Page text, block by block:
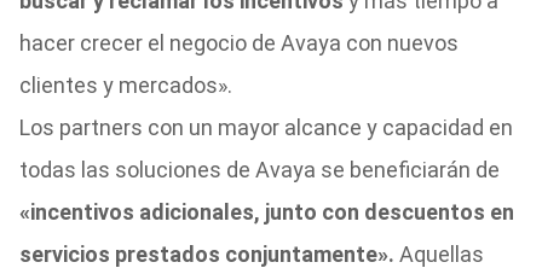
hacer crecer el negocio de Avaya con nuevos
clientes y mercados».
Los partners con un mayor alcance y capacidad en
todas las soluciones de Avaya se beneficiarán de
«incentivos adicionales, junto con descuentos en
servicios prestados conjuntamente». Aquellas